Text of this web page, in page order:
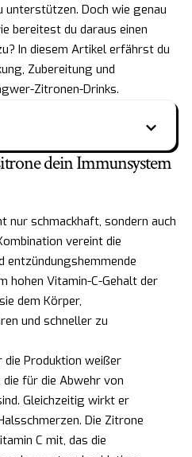
unterstützen. Doch wie genau
bereitest du daraus einen
In diesem Artikel erfährst du
Zubereitung und
Zitronen-Drinks.
dein Immunsystem
nur schmackhaft, sondern auch
vereint die
entzündungshemmende
hohen Vitamin-C-Gehalt der
dem Körper,
und schneller zu
die Produktion weißer
für die Abwehr von
Gleichzeitig wirkt er
Die Zitrone
C mit, das die